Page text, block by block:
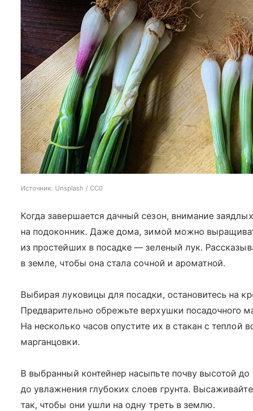
Источник: Unsplash / CC0
Когда завершается дачный сезон, внимание
на подоконник. Даже дома, зимой можно
из простейших в посадке — зеленый лук.
в земле, чтобы она стала сочной и ароматной.
Выбирая луковицы для посадки, остановитесь на
Предварительно обрежьте верхушки посадочного
На несколько часов опустите их в стакан с
марганцовки.
В выбранный контейнер насыпьте почву высотой
до увлажнения глубоких слоев грунта.
так, чтобы они ушли на одну треть в землю.